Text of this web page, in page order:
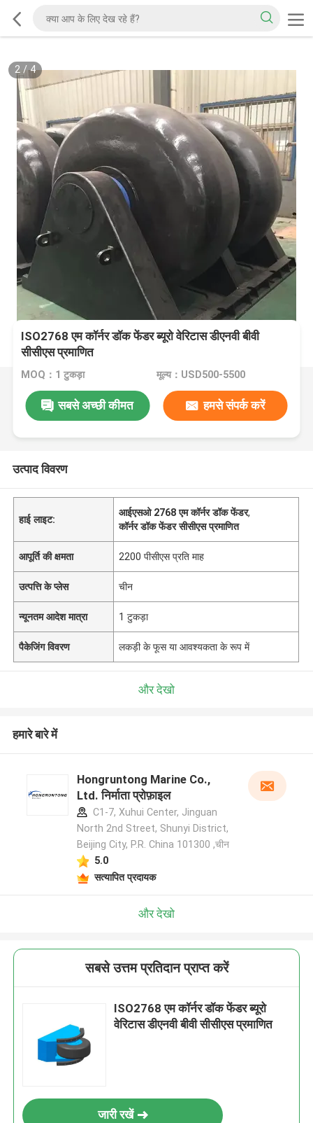
2/4
ISO2768 एम कॉर्नर डॉक फेंडर ब्यूरो वेरिटास डीएनवी बीवी
सीसीएस प्रमाणित
MOQ：1 टुकड़ा मूल्य：USD500-5500
सबसे अच्छी कीमत हमसे संपर्क करें
उत्पाद विवरण
हाई लाइट:
आईएसओ 2768 एम कॉर्नर डॉक फेंडर,
कॉर्नर डॉक फेंडर सीसीएस प्रमाणित
आपूर्ति की क्षमता 2200 पीसीएस प्रति माह
उत्पत्ति के प्लेस चीन
न्यूनतम आदेश मात्रा 1 टुकड़ा
पैकेजिंग विवरण लकड़ी के फूस या आवश्यकता के रूप में
और देखो
हमारे बारे में
Hongruntong Marine Co.,
Ltd. निर्माता प्रोफ़ाइल
C1-7, Xuhui Center, Jinguan
North 2nd Street, Shunyi District,
Beijing City, P.R. China 101300 ,चीन
5.0
सत्यापित प्रदायक
और देखो
सबसे उत्तम प्रतिदान प्राप्त करें
ISO2768 एम कॉर्नर डॉक फेंडर ब्यूरो
वेरिटास डीएनवी बीवी सीसीएस प्रमाणित
जारी रखें